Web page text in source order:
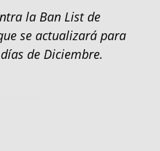
la Ban List de
se actualizará para
de Diciembre.